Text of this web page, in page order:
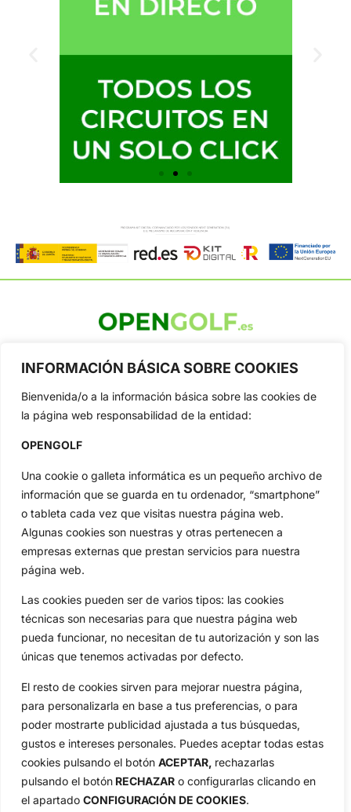
INFORMACIÓN BÁSICA SOBRE COOKIES
Bienvenida/o a la información básica sobre las cookies de
la página web responsabilidad de la entidad:
OPENGOLF
Una cookie o galleta informática es un pequeño archivo de
información que se guarda en tu ordenador, “smartphone”
o tableta cada vez que visitas nuestra página web.
Algunas cookies son nuestras y otras pertenecen a
empresas externas que prestan servicios para nuestra
página web.
Las cookies pueden ser de varios tipos: las cookies
técnicas son necesarias para que nuestra página web
pueda funcionar, no necesitan de tu autorización y son las
únicas que tenemos activadas por defecto.
El resto de cookies sirven para mejorar nuestra página,
para personalizarla en base a tus preferencias, o para
poder mostrarte publicidad ajustada a tus búsquedas,
gustos e intereses personales. Puedes aceptar todas estas
cookies pulsando el botón ACEPTAR, rechazarlas
pulsando el botón RECHAZAR o configurarlas clicando en
el apartado CONFIGURACIÓN DE COOKIES.
profesional y amateur, resultados en directo, vídeos, noticias,
Jon Rahm, LIV Golf, PGA Tour, Ryder Cup, DP World Tour, LPGA
Tour...
Categorias
Inicio
Amateurs
Circuitos
Especiales
Reglas
Vídeos
De Interés
Compañía
Aviso Legal
Política de Privacidad
Política de Cookies
Publicidad
Newsletters
Copyright © 2025 OpenGolf | Diseño por TecnoQuatre